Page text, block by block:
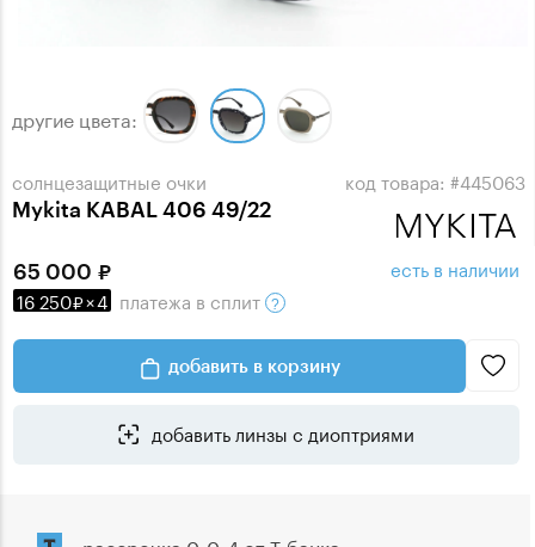
солнцезащитные очки
Mykita KABAL 406 49/22
код товара: #445063
другие цвета:
65 000
16 250 ×4 платежа в сплит
есть в наличии
добавить в корзину
добавить линзы с диоптриями